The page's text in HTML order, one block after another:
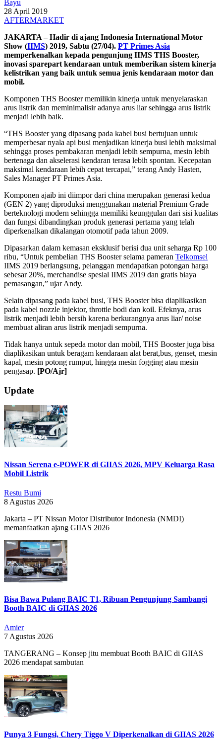
Bayu
28 April 2019
AFTERMARKET
JAKARTA – Hadir di ajang Indonesia International Motor
Show (IIMS) 2019, Sabtu (27/04). PT Primes Asia
memperkenalkan kepada pengunjung IIMS THS Booster,
inovasi sparepart kendaraan untuk memberikan sistem kinerja
kelistrikan yang baik untuk semua jenis kendaraan motor dan
mobil.
Komponen THS Booster memilikin kinerja untuk menyelaraskan
arus listrik dan meminimalisir adanya arus liar sehingga arus listrik
menjadi lebih baik.
“THS Booster yang dipasang pada kabel busi bertujuan untuk
memperbesar nyala api busi menjadikan kinerja busi lebih maksimal
sehingga proses pembakaran menjadi lebih sempurna, mesin lebih
bertenaga dan akselerasi kendaran terasa lebih spontan. Kecepatan
maksimal kendaraan lebih cepat tercapai,” terang Andy Hasten,
Sales Manager PT Primes Asia.
Komponen ajaib ini diimpor dari china merupakan generasi kedua
(GEN 2) yang diproduksi menggunakan material Premium Grade
berteknologi modern sehingga memiliki keunggulan dari sisi kualitas
dan fungsi dibandingkan produk generasi pertama yang telah
diperkenalkan dikalangan otomotif pada tahun 2009.
Dipasarkan dalam kemasan eksklusif berisi dua unit seharga Rp 100
ribu, “Untuk pembelian THS Booster selama pameran Telkomsel
IIMS 2019 berlangsung, pelanggan mendapatkan potongan harga
sebesar 20%, merchandise spesial IIMS 2019 dan gratis biaya
pemasangan,” ujar Andy.
Selain dipasang pada kabel busi, THS Booster bisa diaplikasikan
pada kabel nozzle injektor, throttle bodi dan koil. Efeknya, arus
listrik menjadi lebih bersih karena berkurangnya arus liar/ noise
membuat aliran arus listrik menjadi sempurna.
Tidak hanya untuk sepeda motor dan mobil, THS Booster juga bisa
diaplikasikan untuk beragam kendaraan alat berat,bus, genset, mesin
kapal, mesin potong rumput, hingga mesin fogging atau mesin
pengasap. [PO/Ajr]
2019-
04-
28
Update
Nissan Serena e-POWER di GIIAS 2026, MPV Keluarga Rasa
Mobil Listrik
Restu Bumi
8 Agustus 2026
Jakarta – PT Nissan Motor Distributor Indonesia (NMDI)
memanfaatkan ajang GIIAS 2026
Bisa Bawa Pulang BAIC T1, Ribuan Pengunjung Sambangi
Booth BAIC di GIIAS 2026
Amier
7 Agustus 2026
TANGERANG – Konsep jitu membuat Booth BAIC di GIIAS
2026 mendapat sambutan
Punya 3 Fungsi, Chery Tiggo V Diperkenalkan di GIIAS 2026